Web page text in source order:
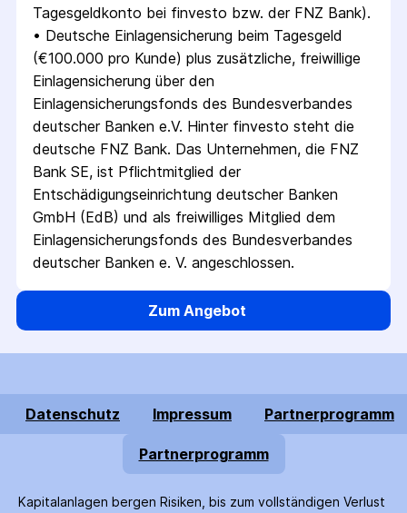
Tagesgeldkonto bei finvesto bzw. der FNZ Bank).
• Deutsche Einlagensicherung beim Tagesgeld
(€100.000 pro Kunde) plus zusätzliche, freiwillige
Einlagensicherung über den
Einlagensicherungsfonds des Bundesverbandes
deutscher Banken e.V. Hinter finvesto steht die
deutsche FNZ Bank. Das Unternehmen, die FNZ
Bank SE, ist Pflichtmitglied der
Entschädigungseinrichtung deutscher Banken
GmbH (EdB) und als freiwilliges Mitglied dem
Einlagensicherungsfonds des Bundesverbandes
deutscher Banken e. V. angeschlossen.
Zum Angebot
Datenschutz Impressum Partnerprogramm
Partnerprogramm
Kapitalanlagen bergen Risiken, bis zum voll­ständigen Verlust